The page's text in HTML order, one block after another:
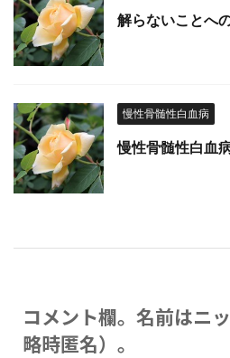
解らないことへ
慢性骨髄性白血病
慢性骨髄性白血
コメント欄。名前はニ
略時匿名）。